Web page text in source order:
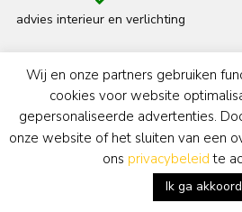
advies interieur en verlichting
terug
Kunsthandel
Wij en onze partners gebruiken
cookies voor website
gepersonaliseerde advertenties.
onze website of het sluiten van een
ons privacybeleid te
Ik ga akkoord